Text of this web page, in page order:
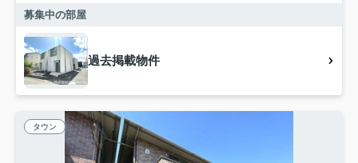
募集中の部屋
過去掲載物件
タウン